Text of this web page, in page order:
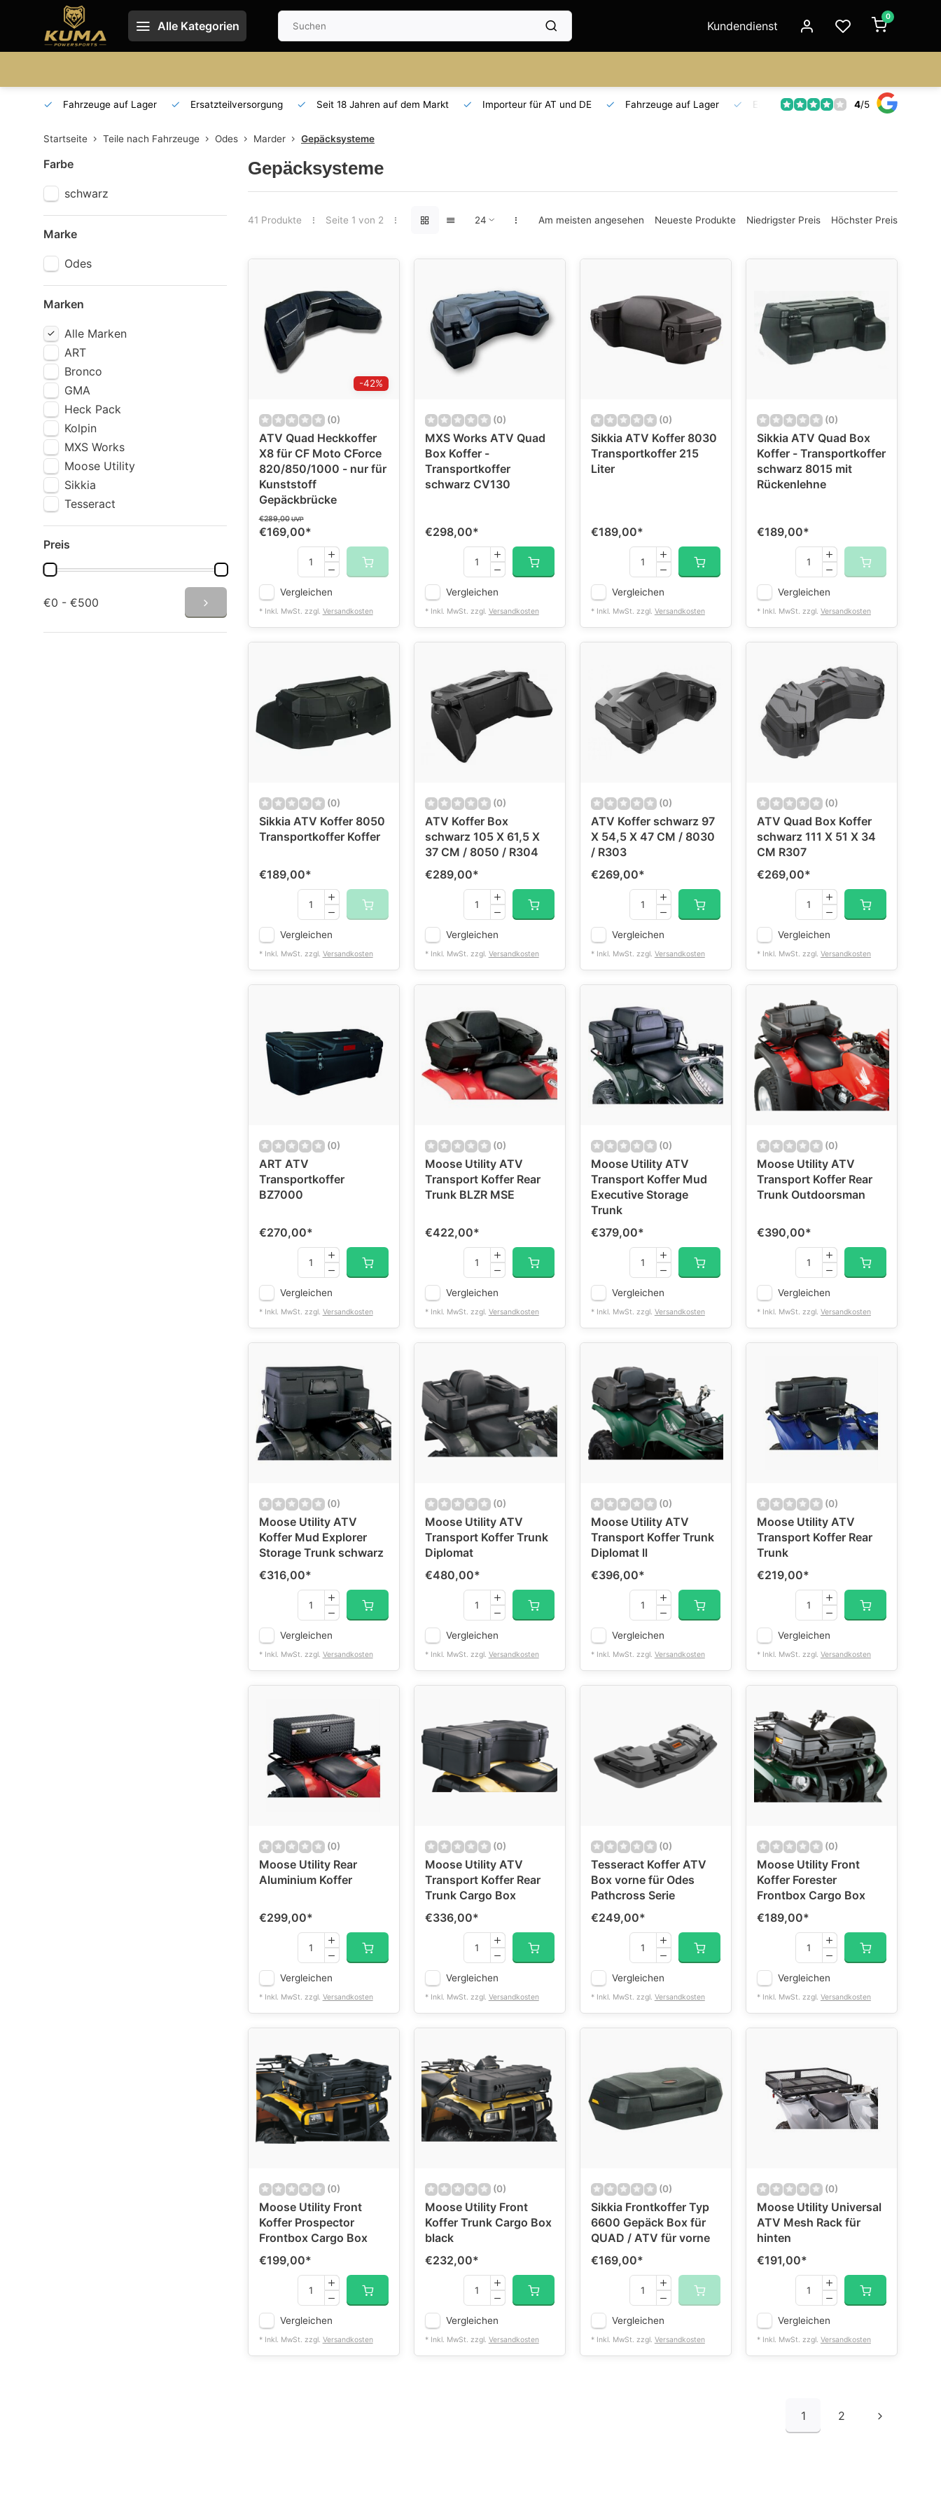
Alle Kategorien Kundendienst
0
Fahrzeuge auf Lager Ersatzteilversorgung Seit 18 Jahren auf dem Markt Importeur für AT und DE Fahrzeuge auf Lager Ersatzteilversorgung Seit 18
4/5
Startseite Teile nach Fahrzeuge Odes Marder Gepäcksysteme
Farbe
schwarz
Marke
Odes
Marken
Alle Marken
ART
Bronco
GMA
Heck Pack
Kolpin
MXS Works
Moose Utility
Sikkia
Tesseract
Preis
€0 - €500
Gepäcksysteme
41 Produkte Seite 1 von 2 Am meisten angesehen Neueste Produkte Niedrigster Preis Höchster Preis
-42%
(0)
ATV Quad Heckkoffer
X8 für CF Moto CForce
820/850/1000 - nur für
Kunststoff
Gepäckbrücke
€289,00UVP
€169,00*
Vergleichen
* Inkl. MwSt. zzgl. Versandkosten
(0)
MXS Works ATV Quad
Box Koffer -
Transportkoffer
schwarz CV130
€298,00*
Vergleichen
* Inkl. MwSt. zzgl. Versandkosten
(0)
Sikkia ATV Koffer 8030
Transportkoffer 215
Liter
€189,00*
Vergleichen
* Inkl. MwSt. zzgl. Versandkosten
(0)
Sikkia ATV Quad Box
Koffer - Transportkoffer
schwarz 8015 mit
Rückenlehne
€189,00*
Vergleichen
* Inkl. MwSt. zzgl. Versandkosten
(0)
Sikkia ATV Koffer 8050
Transportkoffer Koffer
€189,00*
Vergleichen
* Inkl. MwSt. zzgl. Versandkosten
(0)
ATV Koffer Box
schwarz 105 X 61,5 X
37 CM / 8050 / R304
€289,00*
Vergleichen
* Inkl. MwSt. zzgl. Versandkosten
(0)
ATV Koffer schwarz 97
X 54,5 X 47 CM / 8030
/ R303
€269,00*
Vergleichen
* Inkl. MwSt. zzgl. Versandkosten
(0)
ATV Quad Box Koffer
schwarz 111 X 51 X 34
CM R307
€269,00*
Vergleichen
* Inkl. MwSt. zzgl. Versandkosten
(0)
ART ATV
Transportkoffer
BZ7000
€270,00*
Vergleichen
* Inkl. MwSt. zzgl. Versandkosten
(0)
Moose Utility ATV
Transport Koffer Rear
Trunk BLZR MSE
€422,00*
Vergleichen
* Inkl. MwSt. zzgl. Versandkosten
(0)
Moose Utility ATV
Transport Koffer Mud
Executive Storage
Trunk
€379,00*
Vergleichen
* Inkl. MwSt. zzgl. Versandkosten
(0)
Moose Utility ATV
Transport Koffer Rear
Trunk Outdoorsman
€390,00*
Vergleichen
* Inkl. MwSt. zzgl. Versandkosten
(0)
Moose Utility ATV
Koffer Mud Explorer
Storage Trunk schwarz
€316,00*
Vergleichen
* Inkl. MwSt. zzgl. Versandkosten
(0)
Moose Utility ATV
Transport Koffer Trunk
Diplomat
€480,00*
Vergleichen
* Inkl. MwSt. zzgl. Versandkosten
(0)
Moose Utility ATV
Transport Koffer Trunk
Diplomat ll
€396,00*
Vergleichen
* Inkl. MwSt. zzgl. Versandkosten
(0)
Moose Utility ATV
Transport Koffer Rear
Trunk
€219,00*
Vergleichen
* Inkl. MwSt. zzgl. Versandkosten
(0)
Moose Utility Rear
Aluminium Koffer
€299,00*
Vergleichen
* Inkl. MwSt. zzgl. Versandkosten
(0)
Moose Utility ATV
Transport Koffer Rear
Trunk Cargo Box
€336,00*
Vergleichen
* Inkl. MwSt. zzgl. Versandkosten
(0)
Tesseract Koffer ATV
Box vorne für Odes
Pathcross Serie
€249,00*
Vergleichen
* Inkl. MwSt. zzgl. Versandkosten
(0)
Moose Utility Front
Koffer Forester
Frontbox Cargo Box
€189,00*
Vergleichen
* Inkl. MwSt. zzgl. Versandkosten
(0)
Moose Utility Front
Koffer Prospector
Frontbox Cargo Box
€199,00*
Vergleichen
* Inkl. MwSt. zzgl. Versandkosten
(0)
Moose Utility Front
Koffer Trunk Cargo Box
black
€232,00*
Vergleichen
* Inkl. MwSt. zzgl. Versandkosten
(0)
Sikkia Frontkoffer Typ
6600 Gepäck Box für
QUAD / ATV für vorne
€169,00*
Vergleichen
* Inkl. MwSt. zzgl. Versandkosten
(0)
Moose Utility Universal
ATV Mesh Rack für
hinten
€191,00*
Vergleichen
* Inkl. MwSt. zzgl. Versandkosten
1 2